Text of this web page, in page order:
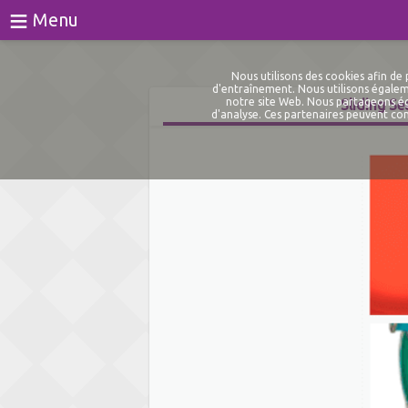
≡ Menu
Sliding
Nous utilisons des cookies afin
d'entraînement. Nous utilisons
notre site Web. Nous partageons
d'analyse. Ces partenaires peuvent